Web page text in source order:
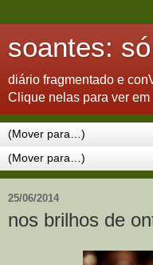
soantes:
diário fragmentado e
Clique nelas para ver
25/06/2014
nos brilhos de